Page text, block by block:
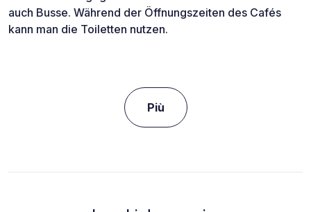
auch Busse. Während der Öffnungszeiten des Cafés
kann man die Toiletten nutzen.
Più